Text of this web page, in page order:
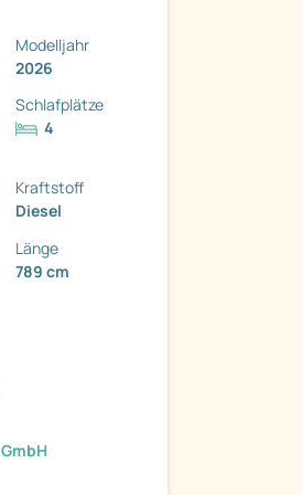
Modelljahr
2026
Schlafplätze
4
Kraftstoff
Diesel
Länge
789 cm